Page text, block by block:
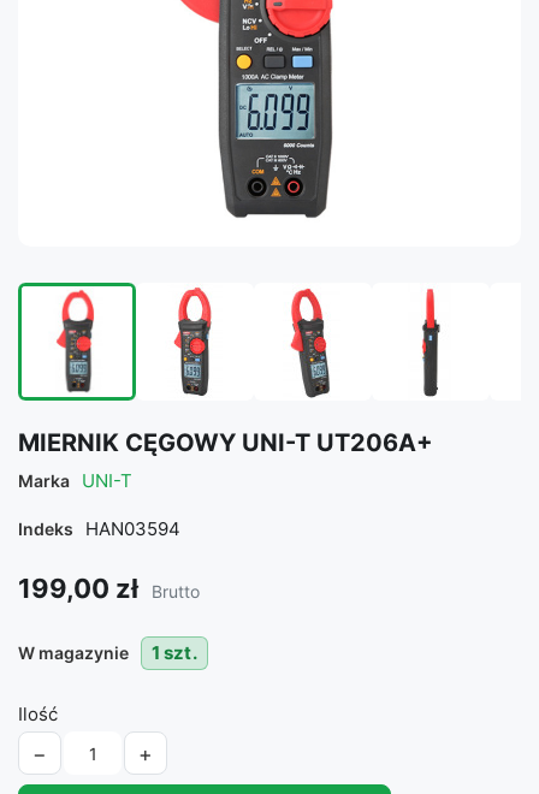
MIERNIK CĘGOWY UNI-T UT206A+
Marka UNI-T
Indeks HAN03594
199,00 zł Brutto
W magazynie 1 szt.
Ilość
− +